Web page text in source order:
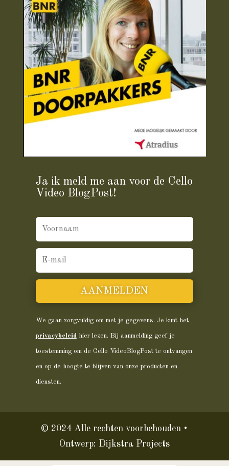
Ja ik meld me aan voor de Cello
Video BlogPost!
AANMELDEN
We gaan zorgvuldig om met je gegevens. Je kunt het
privacybeleidhier lezen. Bij aanmelding geef je
toestemming om de Cello VideoBlogPost te ontvangen
en op de hoogte te blijven van onze producten en
diensten.
© 2024 Alle rechten voorbehouden •
Ontwerp: Dijkstra Projects